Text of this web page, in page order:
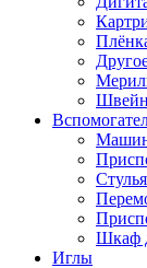
Шкаф
Иглы